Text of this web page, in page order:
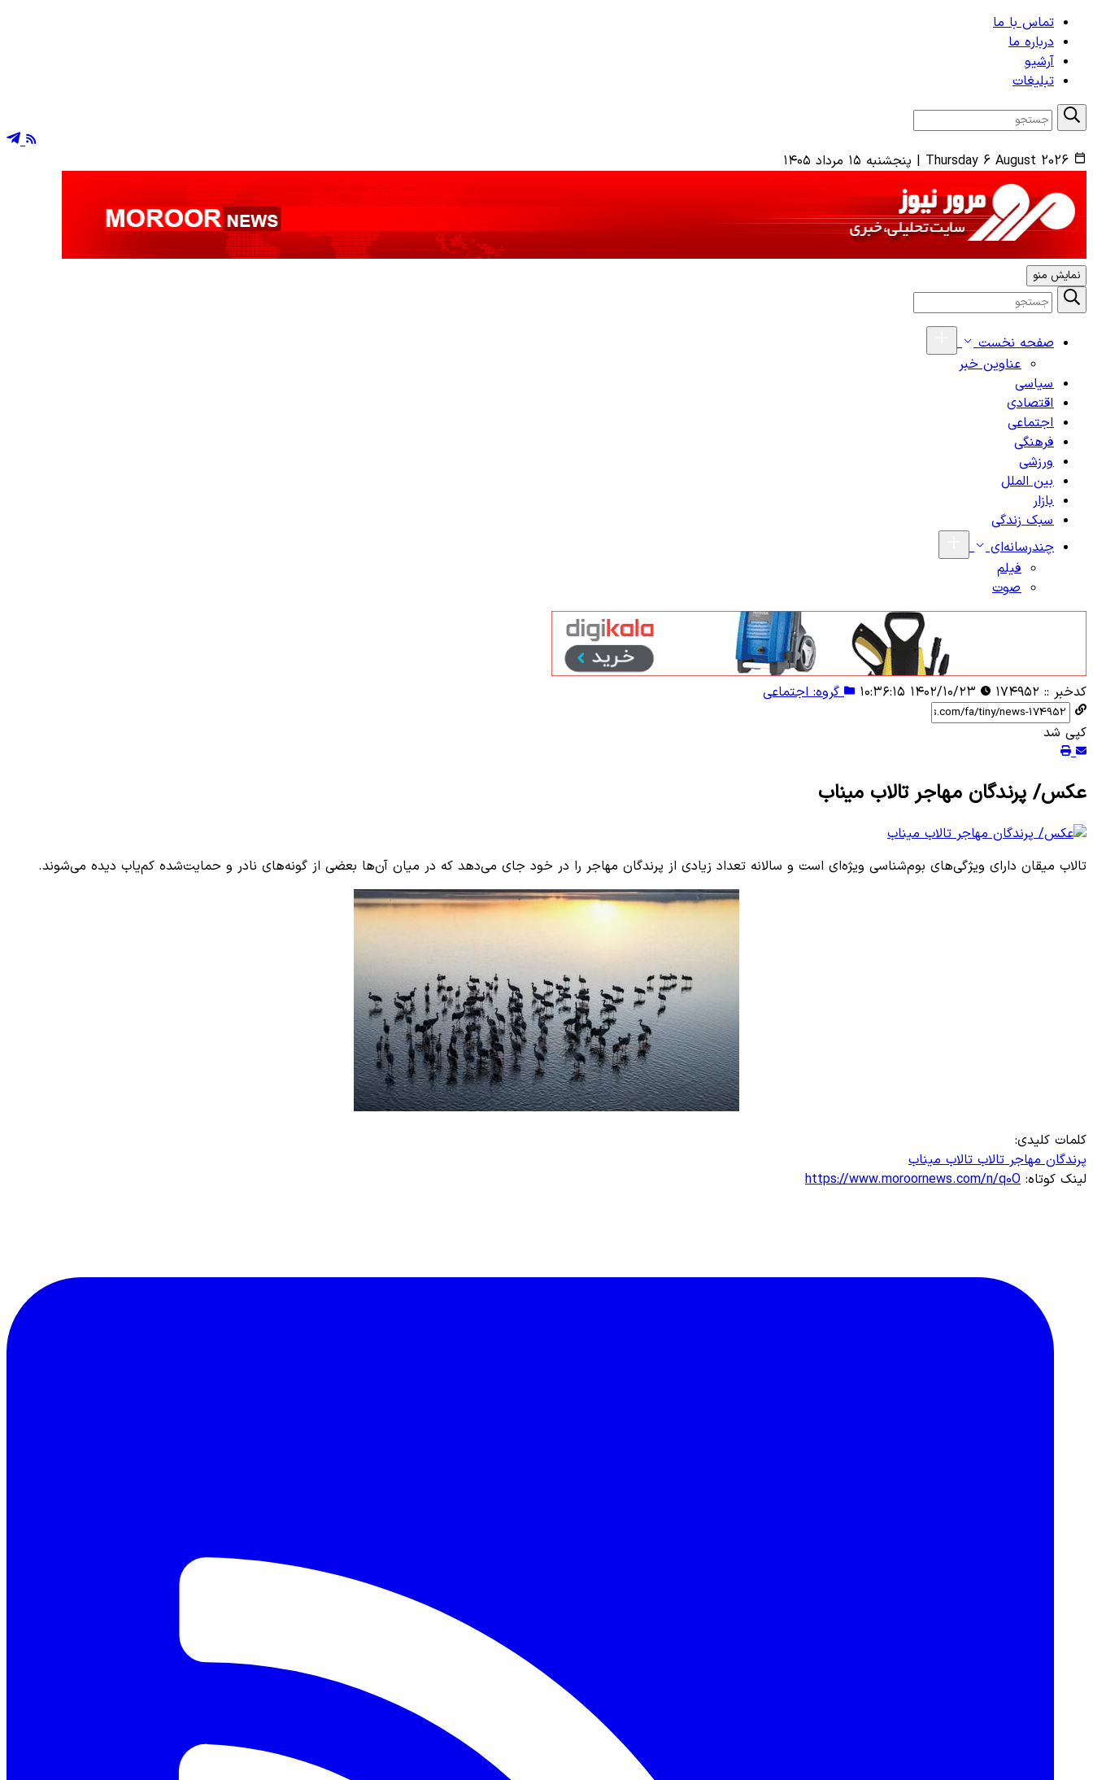
تماس با ما
درباره ما
آرشیو
تبلیغات
Thursday 6 August 2026
| پنجشنبه ۱۵ مرداد ۱۴۰۵
نمایش منو
صفحه نخست
عناوین خبر
سیاسی
اقتصادی
اجتماعی
فرهنگی
ورزشی
بین الملل
بازار
سبک زندگی
چندرسانه‌ای
فیلم
صوت
کدخبر :: ۱۷۴۹۵۲ گروه: اجتماعی
کپی شد
عکس/ پرندگان مهاجر تالاب میناب
تالاب میقان دارای ویژگی‌های بوم‌شناسی ویژه‌ای است و سالانه تعداد زیادی از پرندگان مهاجر را در خود جای می‌دهد که در میان آن‌ها بعضی از گونه‌های نادر و حمایت‌شده کم‌یاب دیده می‌شوند.
کلمات کلیدی:
پرندگان مهاجرتالابتالاب میناب
لینک کوتاه: https://www.moroornews.com/n/q0O